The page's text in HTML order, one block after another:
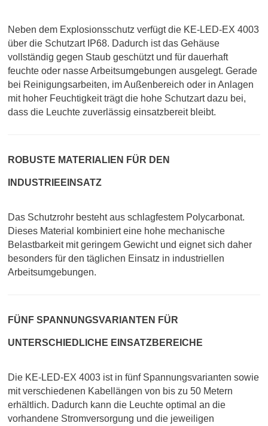
Neben dem Explosionsschutz verfügt die KE-LED-EX 4003
über die Schutzart IP68. Dadurch ist das Gehäuse
vollständig gegen Staub geschützt und für dauerhaft
feuchte oder nasse Arbeitsumgebungen ausgelegt.Gerade
bei Reinigungsarbeiten, im Außenbereich oder in Anlagen
mit hoher Feuchtigkeit trägt die hohe Schutzart dazu bei,
dass die Leuchte zuverlässig einsatzbereit bleibt.
ROBUSTE MATERIALIEN FÜR DEN
INDUSTRIEEINSATZ
Das Schutzrohr besteht aus schlagfestem Polycarbonat.
Dieses Material kombiniert eine hohe mechanische
Belastbarkeit mit geringem Gewicht und eignet sich daher
besonders für den täglichen Einsatz in industriellen
Arbeitsumgebungen.
FÜNF SPANNUNGSVARIANTEN FÜR
UNTERSCHIEDLICHE EINSATZBEREICHE
Die KE-LED-EX 4003 ist in fünf Spannungsvarianten sowie
mit verschiedenen Kabellängen von bis zu 50 Metern
erhältlich. Dadurch kann die Leuchte optimal an die
vorhandene Stromversorgung und die jeweiligen